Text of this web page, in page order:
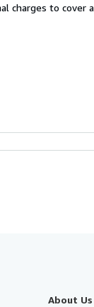
charges to cover
About Us